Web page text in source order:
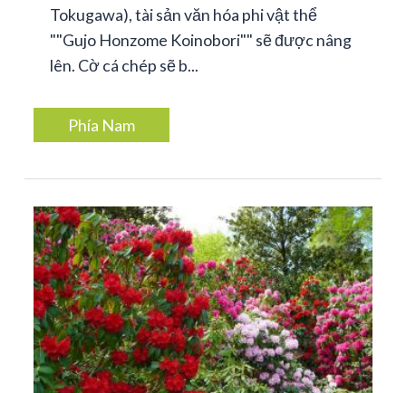
Tokugawa), tài sản văn hóa phi vật thể
""Gujo Honzome Koinobori"" sẽ được nâng
lên. Cờ cá chép sẽ b...
Phía Nam